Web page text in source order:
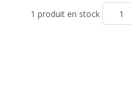
1 produit en stock